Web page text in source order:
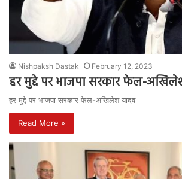
Nishpaksh Dastak February 12, 2023
हर मुद्दे पर भाजपा सरकार फेल-
हर मुद्दे पर भाजपा सरकार फेल-अखिलेश यादव
Read More »